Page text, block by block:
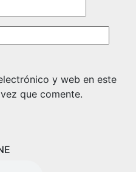
y web en este
que comente.